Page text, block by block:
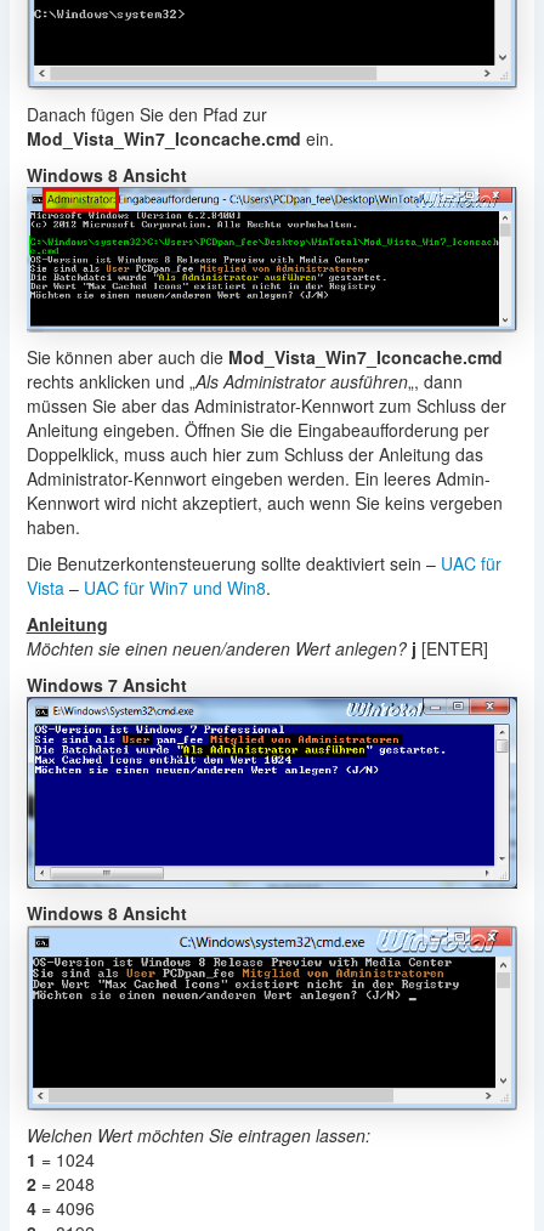
Danach fügen Sie den Pfad zur
Mod_Vista_Win7_Iconcache.cmd ein.
Windows 8 Ansicht
Sie können aber auch die Mod_Vista_Win7_Iconcache.cmd
rechts anklicken und „Als Administrator ausführen„, dann
müssen Sie aber das Administrator-Kennwort zum Schluss der
Anleitung eingeben. Öffnen Sie die Eingabeaufforderung per
Doppelklick, muss auch hier zum Schluss der Anleitung das
Administrator-Kennwort eingeben werden. Ein leeres Admin-
Kennwort wird nicht akzeptiert, auch wenn Sie keins vergeben
haben.
Die Benutzerkontensteuerung sollte deaktiviert sein – UAC für
Vista – UAC für Win7 und Win8.
Anleitung
Möchten sie einen neuen/anderen Wert anlegen? j [ENTER]
Windows 7 Ansicht
Windows 8 Ansicht
Welchen Wert möchten Sie eintragen lassen:
1 = 1024
2= 2048
4= 4096